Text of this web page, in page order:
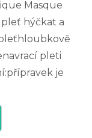
Masque
hýčkat a
pleti
je